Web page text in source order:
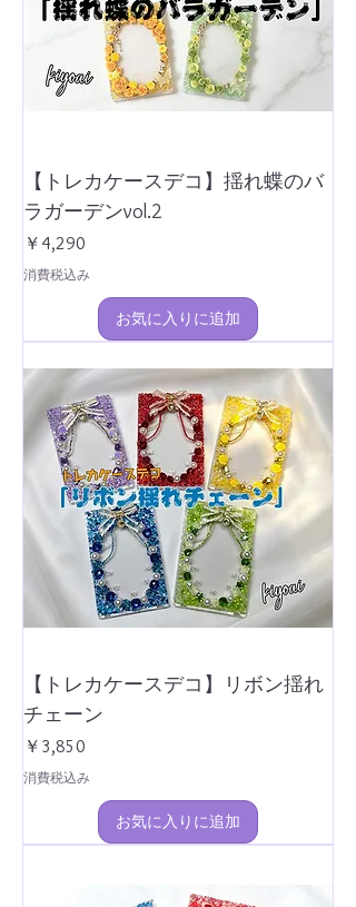
【トレカケースデコ】揺れ蝶のバ
ラガーデンvol.2
価格
￥4,290
消費税込み
お気に入りに追加
【トレカケースデコ】リボン揺れ
チェーン
価格
￥3,850
消費税込み
お気に入りに追加